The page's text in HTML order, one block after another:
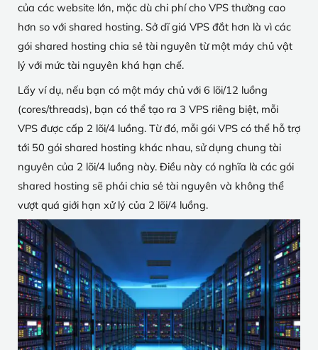
của các website lớn, mặc dù chi phí cho VPS thường cao
hơn so với shared hosting. Sở dĩ giá VPS đắt hơn là vì các
gói shared hosting chia sẻ tài nguyên từ một máy chủ vật
lý với mức tài nguyên khá hạn chế.
Lấy ví dụ, nếu bạn có một máy chủ với 6 lõi/12 luồng
(cores/threads), bạn có thể tạo ra 3 VPS riêng biệt, mỗi
VPS được cấp 2 lõi/4 luồng. Từ đó, mỗi gói VPS có thể hỗ trợ
tới 50 gói shared hosting khác nhau, sử dụng chung tài
nguyên của 2 lõi/4 luồng này. Điều này có nghĩa là các gói
shared hosting sẽ phải chia sẻ tài nguyên và không thể
vượt quá giới hạn xử lý của 2 lõi/4 luồng.